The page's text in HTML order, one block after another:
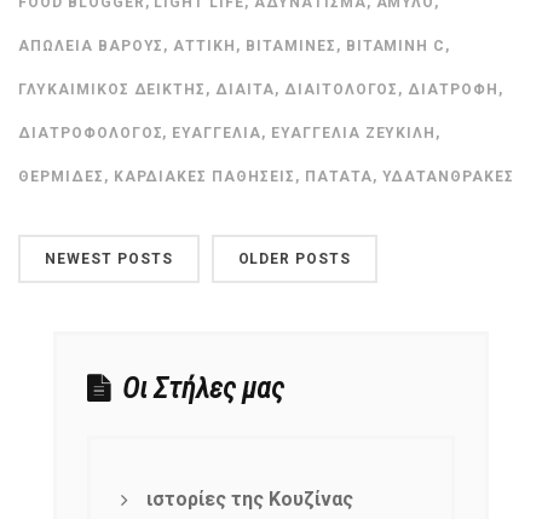
ΑΠΏΛΕΙΑ ΒΆΡΟΥΣ , ΑΤΤΙΚΉ , ΒΙΤΑΜΊΝΕΣ , ΒΙΤΑΜΊΝΗ C ,
ΓΛΥΚΑΙΜΙΚΌΣ ΔΕΊΚΤΗΣ , ΔΊΑΙΤΑ, ΔΙΑΙΤΟΛΌΓΟΣ , ΔΙΑΤΡΟΦΉ ,
ΔΙΑΤΡΟΦΟΛΌΓΟΣ, ΕΥΑΓΓΕΛΊΑ, ΕΥΑΓΓΕΛΊΑ ΖΕΥΚΙΛΉ ,
ΘΕΡΜΊΔΕΣ , ΚΑΡΔΙΑΚΈΣ ΠΑΘΉΣΕΙΣ , ΠΑΤΆΤΑ, ΥΔΑΤΆΝΘΡΑΚΕΣ
NEWEST POSTS OLDER POSTS
Οι Στήλες μας
ιστορίες της Κουζίνας